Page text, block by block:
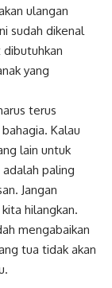
ulangan
sudah dikenal
dibutuhkan
yang
terus
Kalau
lain untuk
paling
Jangan
hilangkan.
mengabaikan
tua tidak akan